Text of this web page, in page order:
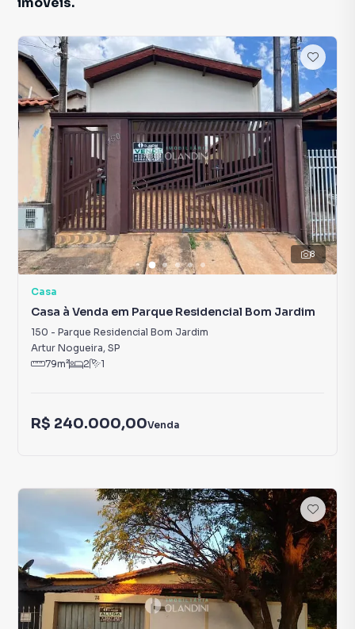
8
Casa
Casa à Venda em Parque Residencial Bom Jardim
150 - Parque Residencial Bom Jardim
Artur Nogueira, SP
79m² 2 1
R$ 240.000,00Venda